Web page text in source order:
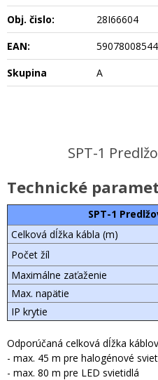
Obj. čislo:
28I66604
EAN:
Skupina
A
SPT-1
Technické
SPT-1
Celková dĺžka kábla (m)
Počet žíl
Maximálne zaťaženie
Max. napätie
IP krytie
Odporúčaná celková dĺžka
- max. 45 m pre halogénové
- max. 80 m pre LED svietidlá